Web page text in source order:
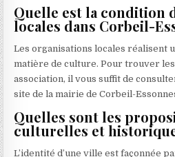
Quelle est la condition
locales dans Corbeil-
Les organisations locales réalisent
matière de culture. Pour trouver les
association, il vous suffit de
site de la mairie de Corbeil-
Quelles sont les
culturelles et
L’identité d’une ville est façonnée